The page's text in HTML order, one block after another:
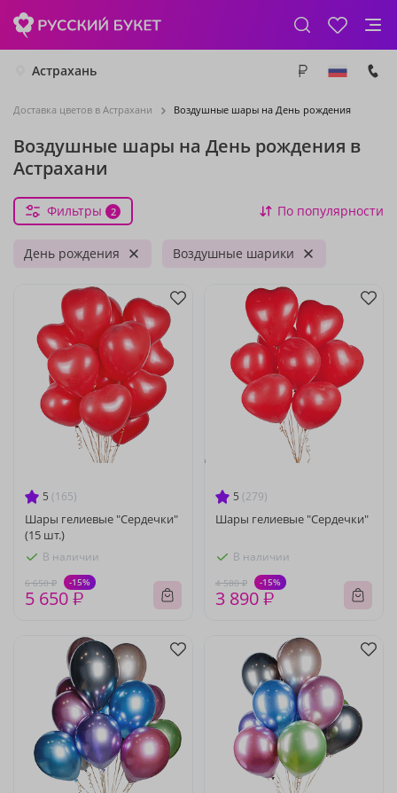
Астрахань
Доставка цветов в Астрахани Воздушные шары на День рождения
Воздушные шары на День рождения в
Астрахани
Фильтры 2 По популярности
День рождения Воздушные шарики
5 (165)
Шары гелиевые "Сердечки"
(15 шт.)
В наличии
6 650 ₽ -15%
5 650 ₽
5 (279)
Шары гелиевые "Сердечки"
В наличии
4 580 ₽ -15%
3 890 ₽